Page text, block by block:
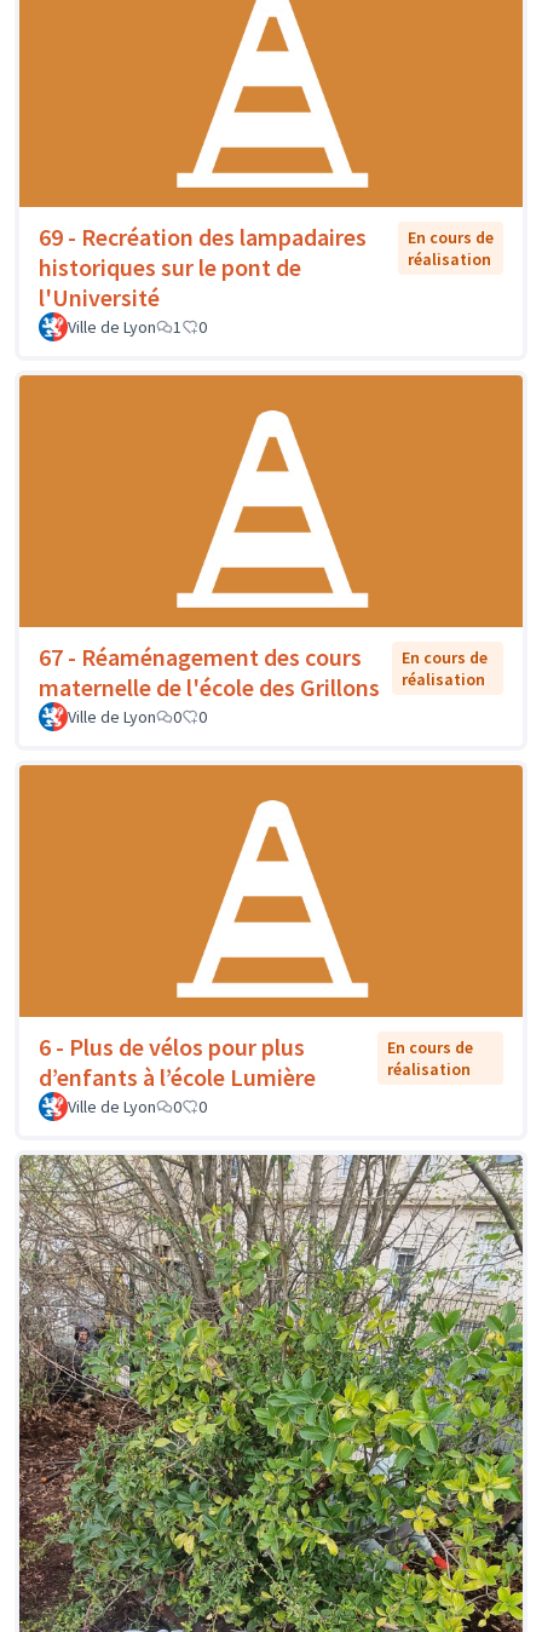
69 - Recréation des lampadaires
historiques sur le pont de
l'Université
En cours de
réalisation
Ville de Lyon 1 0
67 - Réaménagement des cours
maternelle de l'école des Grillons
En cours de
réalisation
Ville de Lyon
0 0
6 - Plus de vélos pour plus
d’enfants à l’école Lumière
En cours de
réalisation
Ville de Lyon
0 0